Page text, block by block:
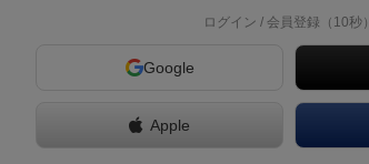
ログイン / 会員登録（10秒）
Google
Apple